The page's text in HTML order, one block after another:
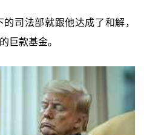
司法部就跟他达成了和解，
巨款基金。